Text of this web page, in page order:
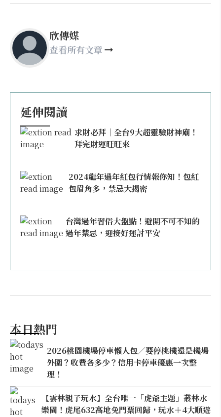
欣傳媒
查看所有文章
延伸閱讀
求財必拜｜全台9大超靈驗財神廟！
拜完財運旺旺來
2024龍年過年紅包行情報你知！包紅
包眉角多，禁忌大揭密
台灣過年習俗大盤點！避開不可不知的
過年禁忌，迎接好運討平安
本日熱門
2026桃園機場停車懶人包／要停桃機還是機場
外圍？收費各多少？信用卡停車優惠一次整
理！
【雲林親子玩水】全台唯一「虎爺主題」叢林水
樂園！虎尾632高地免門票回歸，玩水＋4大順遊